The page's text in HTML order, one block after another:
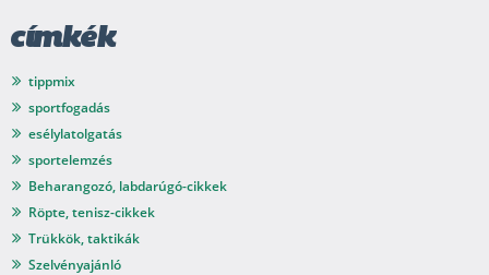
címkék
tippmix
sportfogadás
esélylatolgatás
sportelemzés
Beharangozó, labdarúgó-cikkek
Röpte, tenisz-cikkek
Trükkök, taktikák
Szelvényajánló